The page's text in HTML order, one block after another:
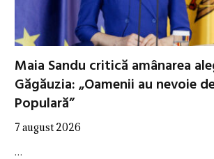
Maia Sandu critică amânarea
Găgăuzia: „Oamenii au nevoie
Populară”
7 august 2026
…